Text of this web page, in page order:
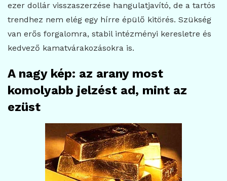
ezer dollár visszaszerzése hangulatjavító, de a tartós
trendhez nem elég egy hírre épülő kitörés. Szükség
van erős forgalomra, stabil intézményi keresletre és
kedvező kamatvárakozásokra is.
A nagy kép: az arany most
komolyabb jelzést ad, mint az
ezüst